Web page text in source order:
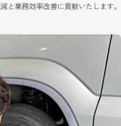
と業務効率改善に貢献いたします。